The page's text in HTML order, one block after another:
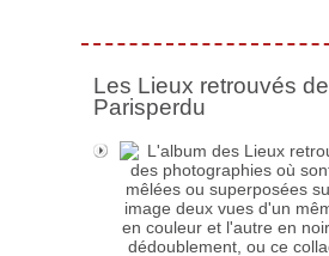
Les Lieux retrouvés de
Parisperdu